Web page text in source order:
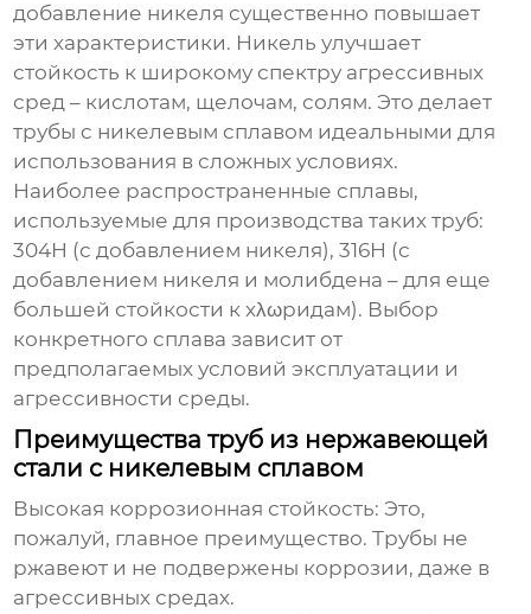
добавление никеля существенно повышает
эти характеристики. Никель улучшает
стойкость к широкому спектру агрессивных
сред – кислотам, щелочам, солям. Это делает
трубы с никелевым сплавом идеальными для
использования в сложных условиях.
Наиболее распространенные сплавы,
используемые для производства таких труб:
304Н (с добавлением никеля), 316Н (с
добавлением никеля и молибдена – для еще
большей стойкости к хλωридам). Выбор
конкретного сплава зависит от
предполагаемых условий эксплуатации и
агрессивности среды.
Преимущества труб из нержавеющей
стали с никелевым сплавом
Высокая коррозионная стойкость: Это,
пожалуй, главное преимущество. Трубы не
ржавеют и не подвержены коррозии, даже в
агрессивных средах.